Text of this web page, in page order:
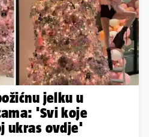
jelku u
'Svi koje
ukras ovdje'